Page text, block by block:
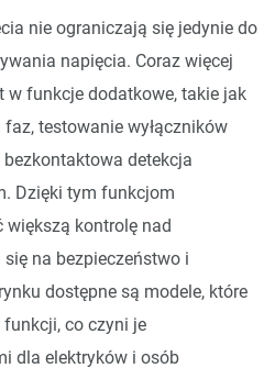
nie ograniczają się jedynie do
napięcia. Coraz więcej
w funkcje dodatkowe, takie jak
testowanie wyłączników
detekcja
Dzięki tym funkcjom
kontrolę nad
na bezpieczeństwo i
dostępne są modele, które
funkcji, co czyni je
dla elektryków i osób